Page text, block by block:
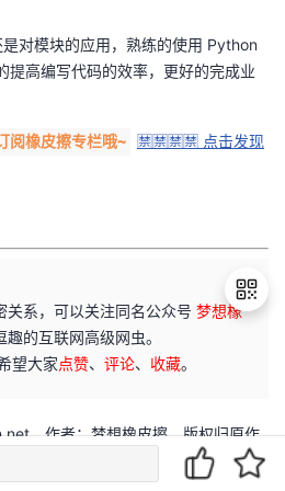
对模块的应用，熟练的使用 Python
提高编写代码的效率，更好的完成业
橡皮擦专栏哦~
🈲🈲🈲🈲 点击发现
关系，可以关注同名公众号 梦想橡
的互联网高级网虫。
望大家点赞、 评论、 收藏。
，作者：梦想橡皮擦，版权归原作
。